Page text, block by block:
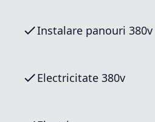
Instalare panouri 380v
Electricitate 380v